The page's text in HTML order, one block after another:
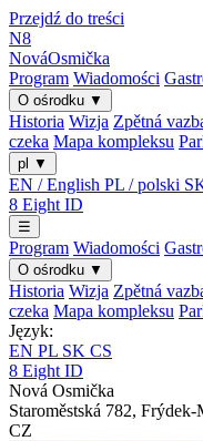
Przejdź do treści
N8
NováOsmička
Program Wiadomości
O ośrodku ▼
Historia Wizja Zpětná
czeka Mapa kompleksu
pl ▼
EN / English PL / polski
8 Eight ID
☰
Program Wiadomości
O ośrodku ▼
Historia Wizja Zpětná
czeka Mapa kompleksu
Język:
EN PL SK CS
8 Eight ID
Nová Osmička
Staroměstská 782, Frýdek-
CZ